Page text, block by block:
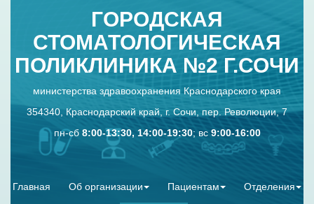
ГОРОДСКАЯ
СТОМАТОЛОГИЧЕСКАЯ
ПОЛИКЛИНИКА №2 Г.СОЧИ
министерства здравоохранения Краснодарского края
354340, Краснодарский край, г. Сочи, пер. Революции, 7
пн-сб 8:00-13:30, 14:00-19:30; вс 9:00-16:00
Главная Об организации Пациентам Отделения